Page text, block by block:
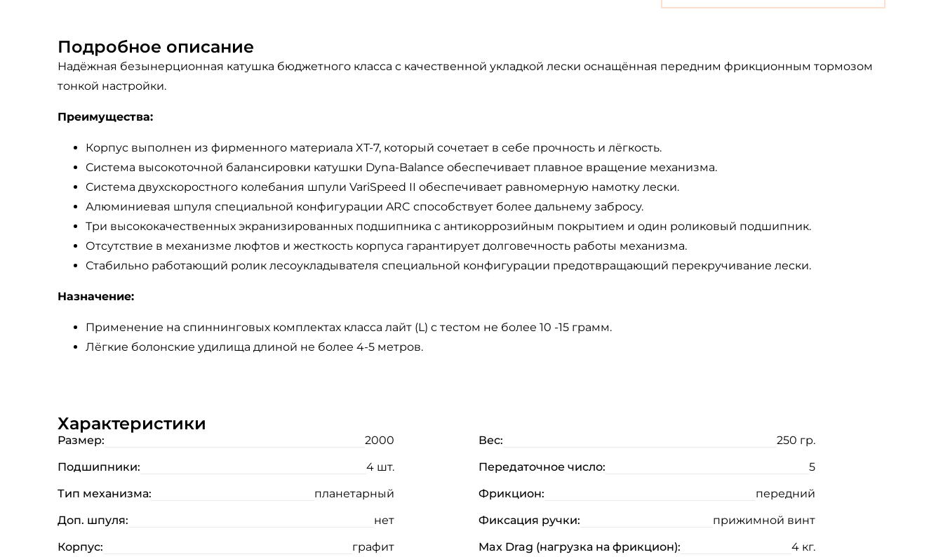
Подробное описание
Надёжная безынерционная катушка бюджетного класса с качественной укладкой лески оснащённая передним фрикционным тормозом
тонкой настройки.
Преимущества:
Корпус выполнен из фирменного материала XT-7, который сочетает в себе прочность и лёгкость.
Система высокоточной балансировки катушки Dyna-Balance обеспечивает плавное вращение механизма.
Система двухскоростного колебания шпули VariSpeed II обеспечивает равномерную намотку лески.
Алюминиевая шпуля специальной конфигурации ARC способствует более дальнему забросу.
Три высококачественных экранизированных подшипника с антикоррозийным покрытием и один роликовый подшипник.
Отсутствие в механизме люфтов и жесткость корпуса гарантирует долговечность работы механизма.
Стабильно работающий ролик лесоукладывателя специальной конфигурации предотвращающий перекручивание лески.
Назначение:
Применение на спиннинговых комплектах класса лайт (L) с тестом не более 10 -15 грамм.
Лёгкие болонские удилища длиной не более 4-5 метров.
Характеристики
Размер: 2000 Вес:
250 гр.
Подшипники:
4 шт. Передаточное число:
5
Тип механизма:
планетарный Фрикцион:
передний
Доп. шпуля:
нет Фиксация ручки:
прижимной винт
Корпус:
графит Max Drag (нагрузка на фрикцион):
4 кг.